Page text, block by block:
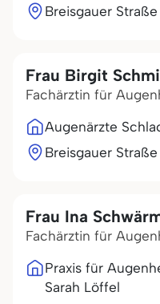
Breisgauer
Frau Birgit
Fachärztin für
Augenärzte
Breisgauer
Frau Ina
Fachärztin für
Praxis für
Sarah Löffel